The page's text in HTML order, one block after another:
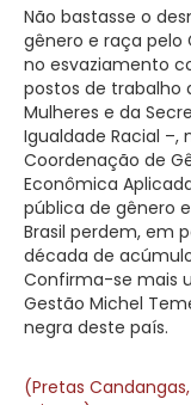
Não bastasse o
gênero e raça pelo
no esvaziamento
postos de trabalho
Mulheres e da
Igualdade Racial
Coordenação de
Econômica
pública de gênero
Brasil perdem, em
década de
Confirma-se mais
Gestão Michel
negra deste país.
(Pretas